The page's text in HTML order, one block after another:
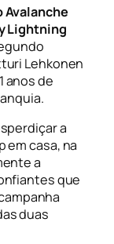
Avalanche
Lightning
Lehkonen
anos de
a
em casa, na
a
que
duas